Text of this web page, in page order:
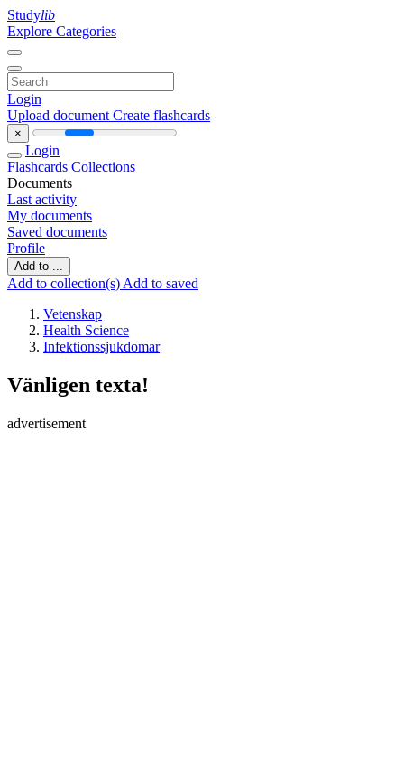
Studylib
Explore Categories
Login
Upload document Create flashcards
×
Login
Flashcards Collections
Documents
Last activity
My documents
Saved documents
Profile
Add to ...
Add to collection(s) Add to saved
Vetenskap
Health Science
Infektionssjukdomar
Vänligen texta!
advertisement